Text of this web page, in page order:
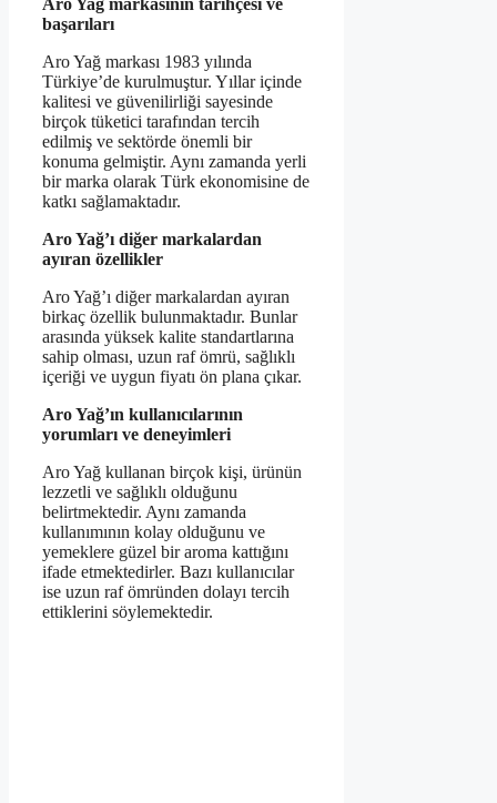
Aro Yağ markasının tarihçesi ve
başarıları
Aro Yağ markası 1983 yılında
Türkiye’de kurulmuştur. Yıllar içinde
kalitesi ve güvenilirliği sayesinde
birçok tüketici tarafından tercih
edilmiş ve sektörde önemli bir
konuma gelmiştir. Aynı zamanda yerli
bir marka olarak Türk ekonomisine de
katkı sağlamaktadır.
Aro Yağ’ı diğer markalardan
ayıran özellikler
Aro Yağ’ı diğer markalardan ayıran
birkaç özellik bulunmaktadır. Bunlar
arasında yüksek kalite standartlarına
sahip olması, uzun raf ömrü, sağlıklı
içeriği ve uygun fiyatı ön plana çıkar.
Aro Yağ’ın kullanıcılarının
yorumları ve deneyimleri
Aro Yağ kullanan birçok kişi, ürünün
lezzetli ve sağlıklı olduğunu
belirtmektedir. Aynı zamanda
kullanımının kolay olduğunu ve
yemeklere güzel bir aroma kattığını
ifade etmektedirler. Bazı kullanıcılar
ise uzun raf ömründen dolayı tercih
ettiklerini söylemektedir.